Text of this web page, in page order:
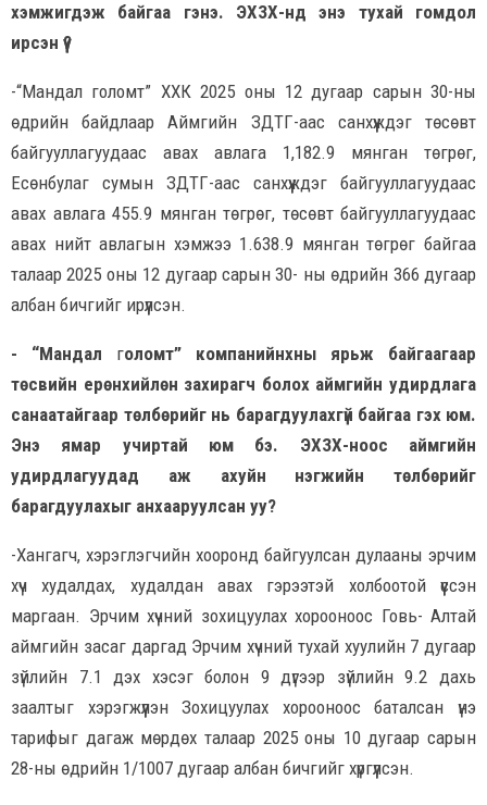
хэмжигдэж байгаа гэнэ. ЭХЗХ-нд энэ тухай гомдол
ирсэн үү?
-“Мандал голомт” ХХК 2025 оны 12 дугаар сарын 30-ны
өдрийн байдлаар Аймгийн ЗДТГ-аас санхүүждэг төсөвт
байгууллагуудаас авах авлага 1,182.9 мянган төгрөг,
Есөнбулаг сумын ЗДТГ-аас санхүүждэг байгууллагуудаас
авах авлага 455.9 мянган төгрөг, төсөвт байгууллагуудаас
авах нийт авлагын хэмжээ 1.638.9 мянган төгрөг байгаа
талаар 2025 оны 12 дугаар сарын 30- ны өдрийн 366 дугаар
албан бичгийг ирүүлсэн.
- “Мандал голомт” компанийнхны ярьж байгаагаар
төсвийн ерөнхийлөн захирагч болох аймгийн удирдлага
санаатайгаар төлбөрийг нь барагдуулахгүй байгаа гэх юм.
Энэ ямар учиртай юм бэ. ЭХЗХ-ноос аймгийн
удирдлагуудад аж ахуйн нэгжийн төлбөрийг
барагдуулахыг анхааруулсан уу?
-Хангагч, хэрэглэгчийн хооронд байгуулсан дулааны эрчим
хүч худалдах, худалдан авах гэрээтэй холбоотой үүссэн
маргаан. Эрчим хүчний зохицуулах хорооноос Говь- Алтай
аймгийн засаг даргад Эрчим хүчний тухай хуулийн 7 дугаар
зүйлийн 7.1 дэх хэсэг болон 9 дүгээр зүйлийн 9.2 дахь
заалтыг хэрэгжүүлэн Зохицуулах хорооноос баталсан үнэ
тарифыг дагаж мөрдөх талаар 2025 оны 10 дугаар сарын
28-ны өдрийн 1/1007 дугаар албан бичгийг хүргүүлсэн.